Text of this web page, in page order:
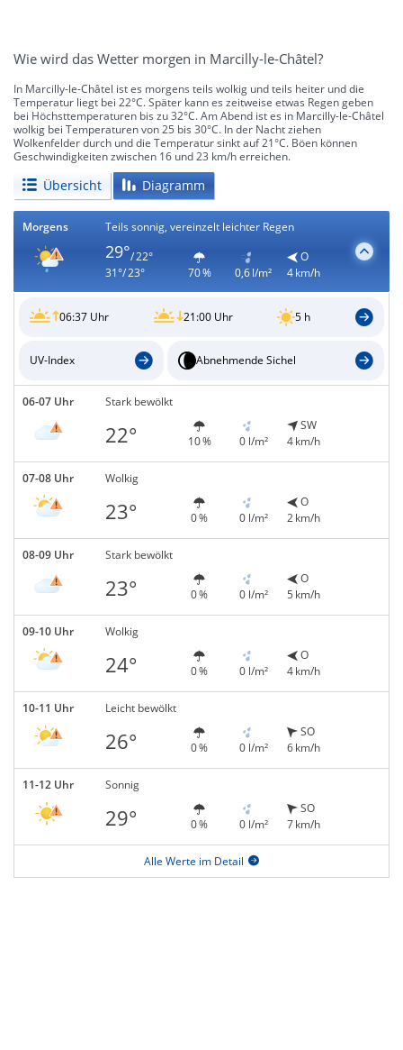
Wie wird das Wetter morgen in Marcilly-le-Châtel?
In Marcilly-le-Châtel ist es morgens teils wolkig und teils heiter und die
Temperatur liegt bei 22°C. Später kann es zeitweise etwas Regen geben
bei Höchsttemperaturen bis zu 32°C. Am Abend ist es in Marcilly-le-Châtel
wolkig bei Temperaturen von 25 bis 30°C. In der Nacht ziehen
Wolkenfelder durch und die Temperatur sinkt auf 21°C. Böen können
Geschwindigkeiten zwischen 16 und 23 km/h erreichen.
Übersicht Diagramm
Morgens Teils sonnig, vereinzelt leichter Regen
29°/ 22°
31°/ 23°
70 % 0,6 l/m²
O
4 km/h
06:37 Uhr 21:00 Uhr 5 h
UV-Index Abnehmende Sichel
06-07 Uhr Stark bewölkt
22° 10 % 0 l/m²
SW
4 km/h
07-08 Uhr Wolkig
23° 0 % 0 l/m²
O
2 km/h
08-09 Uhr Stark bewölkt
23° 0 % 0 l/m²
O
5 km/h
09-10 Uhr Wolkig
24° 0 % 0 l/m²
O
4 km/h
10-11 Uhr Leicht bewölkt
26° 0 % 0 l/m²
SO
6 km/h
11-12 Uhr Sonnig
29° 0 % 0 l/m²
SO
7 km/h
Alle Werte im Detail